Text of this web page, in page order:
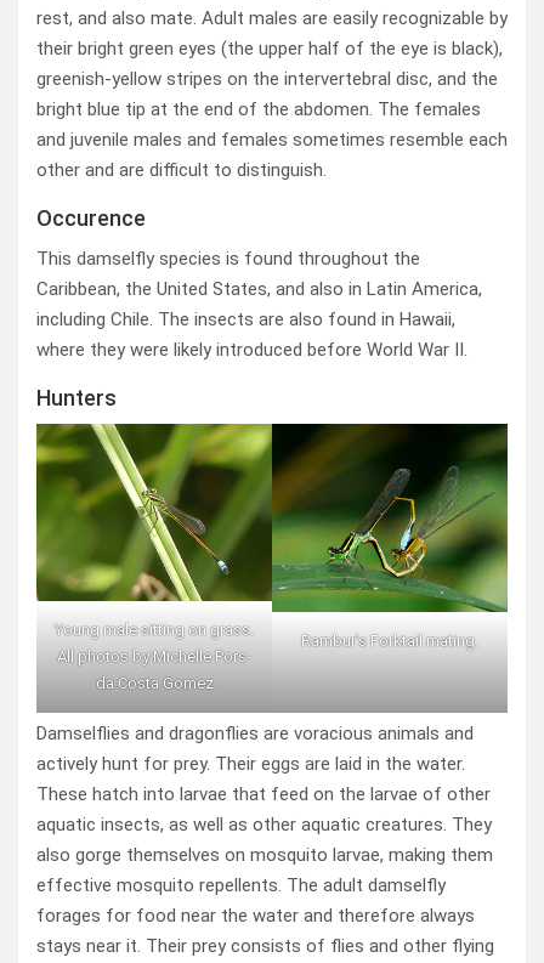
rest, and also mate. Adult males are easily recognizable by
their bright green eyes (the upper half of the eye is black),
greenish-yellow stripes on the intervertebral disc, and the
bright blue tip at the end of the abdomen. The females
and juvenile males and females sometimes resemble each
other and are difficult to distinguish.
Occurence
This damselfly species is found throughout the
Caribbean, the United States, and also in Latin America,
including Chile. The insects are also found in Hawaii,
where they were likely introduced before World War II.
Hunters
Young male sitting on grass.
All photos by Michelle Pors-
da Costa Gomez
Rambur’s Forktail mating.
Damselflies and dragonflies are voracious animals and
actively hunt for prey. Their eggs are laid in the water.
These hatch into larvae that feed on the larvae of other
aquatic insects, as well as other aquatic creatures. They
also gorge themselves on mosquito larvae, making them
effective mosquito repellents. The adult damselfly
forages for food near the water and therefore always
stays near it. Their prey consists of flies and other flying